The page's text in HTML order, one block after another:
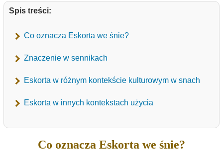
Spis treści:
Co oznacza Eskorta we śnie?
Znaczenie w sennikach
Eskorta w różnym kontekście kulturowym w snach
Eskorta w innych kontekstach użycia
Co oznacza Eskorta we śnie?